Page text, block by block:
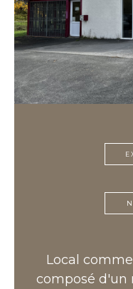
Local
composé d'un